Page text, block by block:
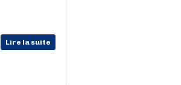
Lire la suite